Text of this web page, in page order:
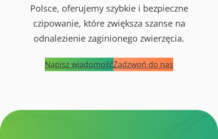
Polsce, oferujemy szybkie i bezpieczne
czipowanie, które zwiększa szanse na
odnalezienie zaginionego zwierzęcia.
Napisz wiadomośćZadzwoń do nas